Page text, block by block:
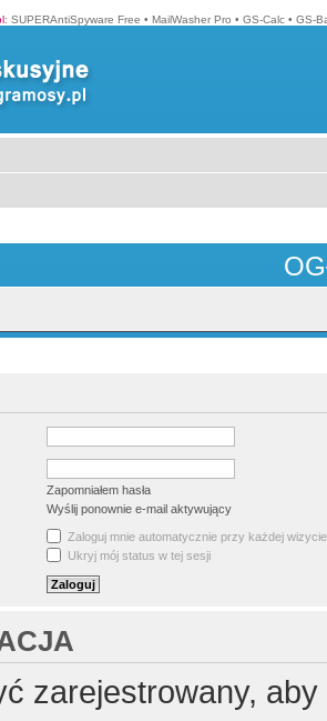
: SUPERAntiSpyware Free • MailWasher Pro • GS-Calc • GS-
Zapomniałem hasła
Wyślij ponownie e-mail aktywujący
Zaloguj mnie automatycznie przy każdej wizycie
Ukryj mój status w tej sesji
zarejestrowany,